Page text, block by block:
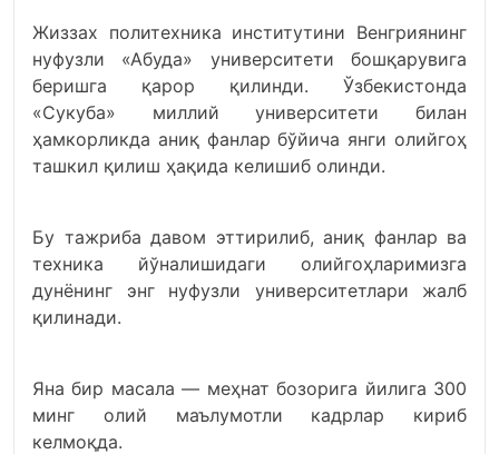
Жиззах политехника институтини Венгриянинг
нуфузли «Абуда» университети бошқарувига
беришга қарор қилинди. Ўзбекистонда
«Сукуба» миллий университети билан
ҳамкорликда аниқ фанлар бўйича янги олийгоҳ
ташкил қилиш ҳақида келишиб олинди.
Бу тажриба давом эттирилиб, аниқ фанлар ва
техника йўналишидаги олийгоҳларимизга
дунёнинг энг нуфузли университетлари жалб
қилинади.
Яна бир масала — меҳнат бозорига йилига 300
минг олий маълумотли кадрлар кириб
келмоқда.